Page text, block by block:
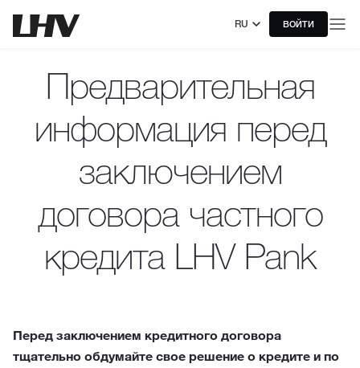
RU ВОЙТИ
Предварительная
информация перед
заключением
договора частного
кредита LHV Pank
Перед заключением кредитного договора
тщательно обдумайте свое решение о кредите и по